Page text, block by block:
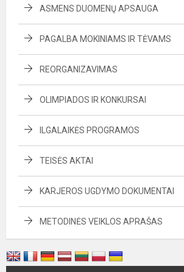
ASMENS DUOMENŲ APSAUGA
PAGALBA MOKINIAMS IR TĖVAMS
REORGANIZAVIMAS
OLIMPIADOS IR KONKURSAI
ILGALAIKĖS PROGRAMOS
TEISĖS AKTAI
KARJEROS UGDYMO DOKUMENTAI
METODINĖS VEIKLOS APRAŠAS